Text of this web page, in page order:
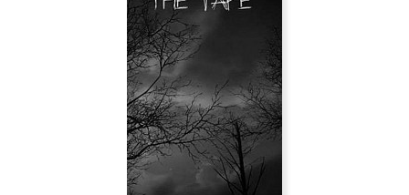
18 стальных колес. Украинские
просторы